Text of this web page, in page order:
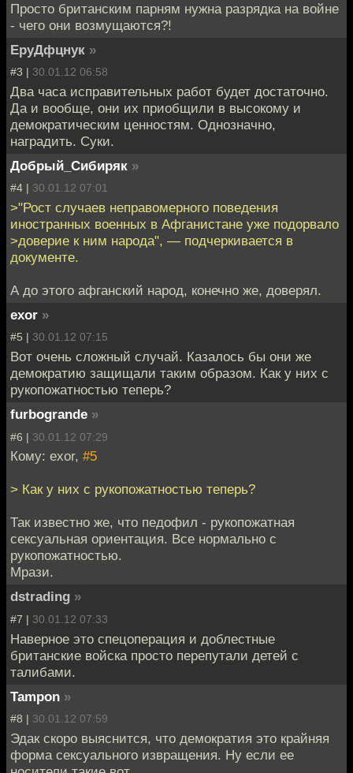
Просто британским парням нужна разрядка на войне
- чего они возмущаются?!
ЕруДфцнук »
#3 | 30.01.12 06:58
Два часа исправительных работ будет достаточно.
Да и вообще, они их приобщили в высокому и
демократическим ценностям. Однозначно,
наградить. Суки.
Добрый_Сибиряк »
#4 | 30.01.12 07:01
>"Рост случаев неправомерного поведения
иностранных военных в Афганистане уже подорвало
>доверие к ним народа", — подчеркивается в
документе.
А до этого афганский народ, конечно же, доверял.
exor »
#5 | 30.01.12 07:15
Вот очень сложный случай. Казалось бы они же
демократию защищали таким образом. Как у них с
рукопожатностью теперь?
furbogrande »
#6 | 30.01.12 07:29
Кому: exor, #5
> Как у них с рукопожатностью теперь?
Так известно же, что педофил - рукопожатная
сексуальная ориентация. Все нормально с
рукопожатностью.
Мрази.
dstrading »
#7 | 30.01.12 07:33
Наверное это спецоперация и доблестные
британские войска просто перепутали детей с
талибами.
Tampon »
#8 | 30.01.12 07:59
Эдак скоро выяснится, что демократия это крайняя
форма сексуального извращения. Ну если ее